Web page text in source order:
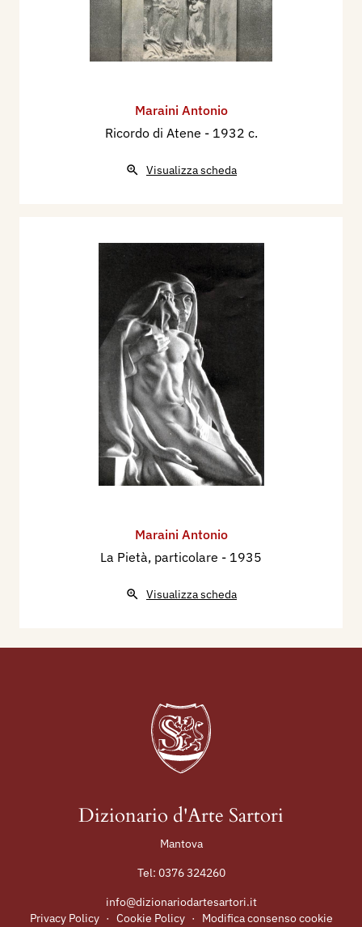
Maraini Antonio
Ricordo di Atene - 1932 c.
Visualizza scheda
Maraini Antonio
La Pietà, particolare - 1935
Visualizza scheda
Dizionario d'Arte Sartori
Mantova
Tel: 0376 324260
info@dizionariodartesartori.it
Privacy Policy · Cookie Policy · Modifica consenso cookie